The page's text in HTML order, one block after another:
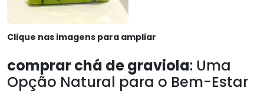
Clique nas imagens para ampliar
comprar chá de graviola: Uma
Opção Natural para o Bem-Estar